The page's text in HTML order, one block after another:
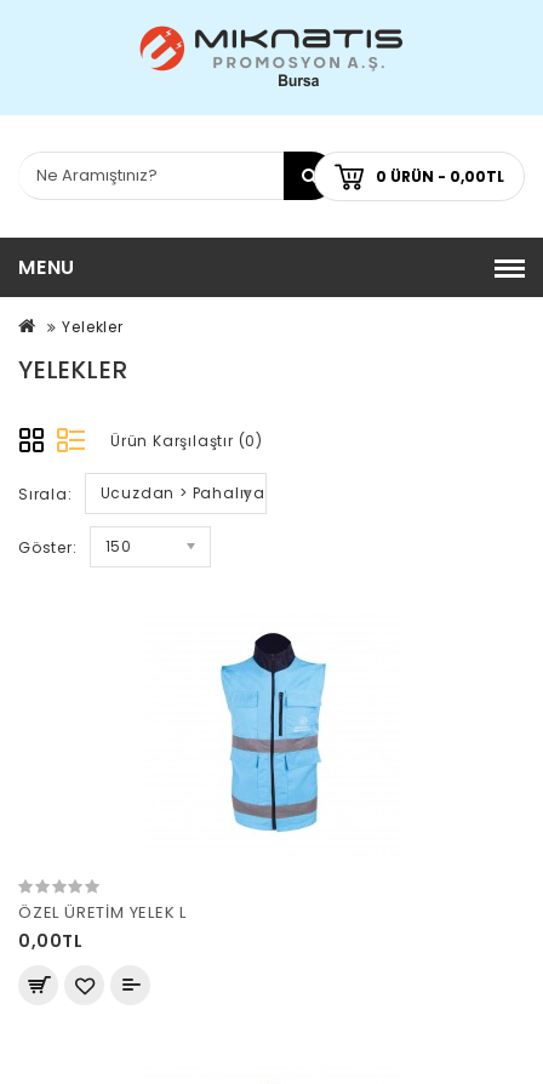
0 ÜRÜN - 0,00TL
MENU
Yelekler
YELEKLER
Ürün Karşılaştır (0)
Sırala: Ucuzdan > Pahalıya
Göster: 150
ÖZEL ÜRETİM YELEK L
0,00TL